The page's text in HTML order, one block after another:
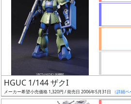
HGUC 1/144 ザクI
メーカー希望小売価格 1,320円 / 発売日 2006年5月31日 （詳細ペ